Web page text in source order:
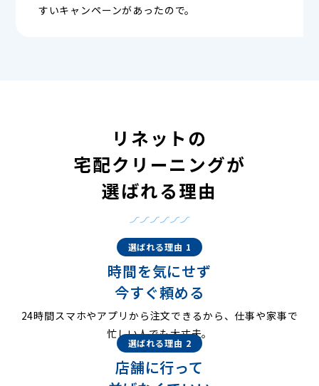
すいキャンペーンがあったので。
リネットの
宅配クリーニングが
選ばれる理由
選ばれる理由 1
時間を気にせず
今すぐ頼める
24時間スマホやアプリから注文できるから、仕事や家事で
忙しい人でも大丈夫。
選ばれる理由 2
店舗に行って